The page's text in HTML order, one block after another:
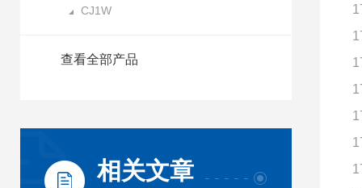
CJ1W
查看全部产品
相关文章